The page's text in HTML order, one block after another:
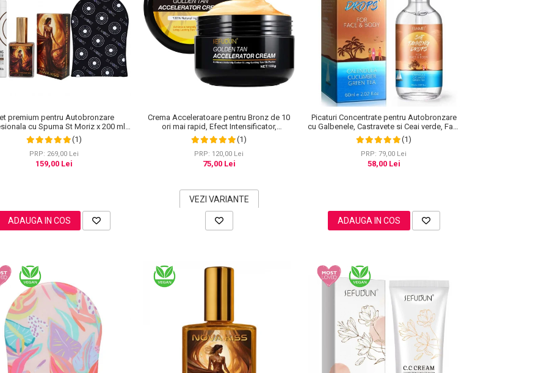
premium pentru Autobronzare
cu Spuma St Moriz x 200 ml,
cu Sidef Auriu NOVA KISS®
x 50 ml si Manusa
(1)
PRP: 269,00 Lei
159,00 Lei
ADAUGA IN COS
Crema Acceleratoare pentru Bronz de 10
ori mai rapid, Efect Intensificator,
Ingrediente 100% Naturale, Sefudun, 100 g
(1)
PRP: 120,00 Lei
75,00 Lei
VEZI VARIANTE
Picaturi Concentrate pentru Autobronzare
cu Galbenele, Castravete si Ceai verde, Fata
si Corp, Elaimei, 60 ml
(1)
PRP: 79,00 Lei
58,00 Lei
ADAUGA IN COS